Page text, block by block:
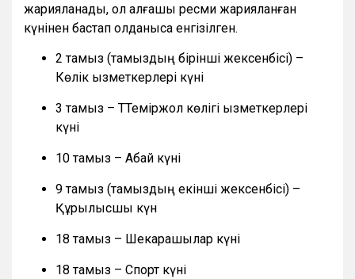
жарияланады, ол алғашқы ресми жарияланған
күнінен бастап қолданысқа енгізілген.
2 тамыз (тамыздың бірінші жексенбісі) –
Көлік қызметкерлері күні
3 тамыз – ТТеміржол көлігі қызметкерлері
күні
10 тамыз – Абай күні
9 тамыз (тамыздың екінші жексенбісі) –
Құрылысшы күн
18 тамыз – Шекарашылар күні
18 тамыз – Спорт күні